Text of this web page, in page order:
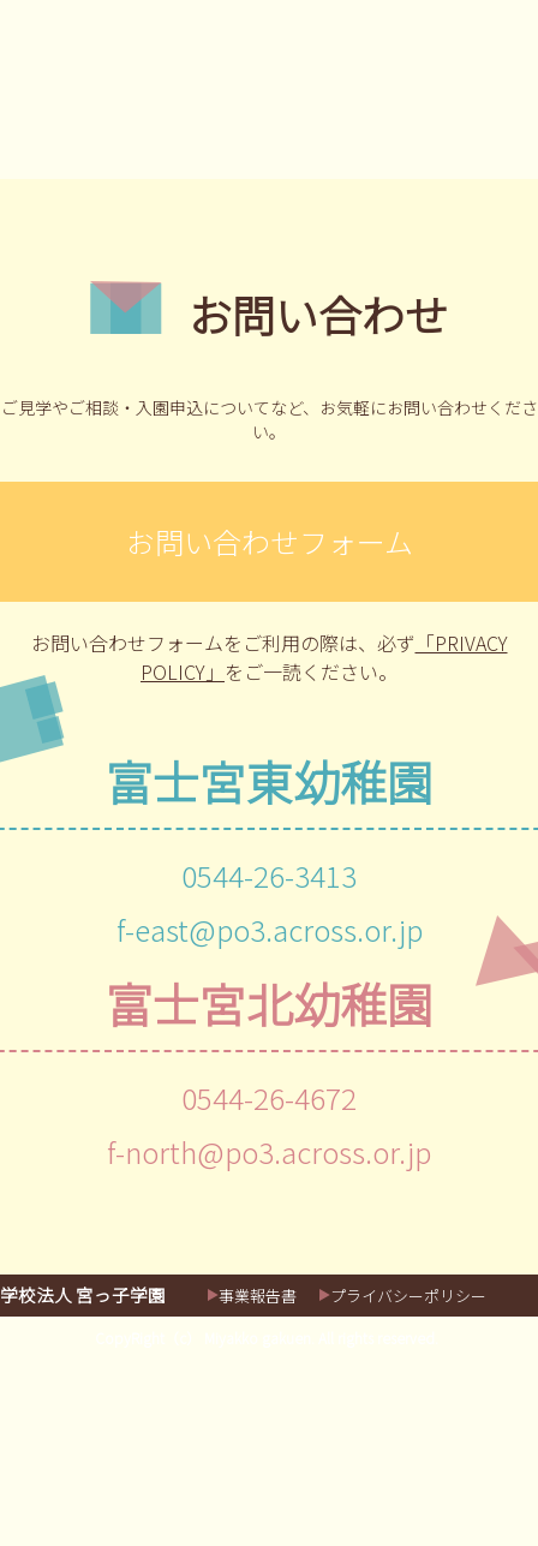
お問い合わせ
ご見学やご相談・入園申込についてなど、 お気軽にお問い合わせくださ
い。
お問い合わせフォーム
お問い合わせフォームをご利用の際は、 必ず 「PRIVACY
POLICY」 をご一読ください。
富士宮東幼稚園
0544-26-3413
f-east@po3.across.or.jp
富士宮北幼稚園
0544-26-4672
f-north@po3.across.or.jp
学校法人 宮っ子学園 事業報告書 プライバシーポリシー